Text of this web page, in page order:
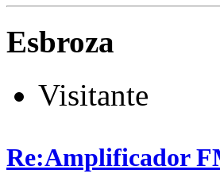
Esbroza
Visitante
Re:Amplificador